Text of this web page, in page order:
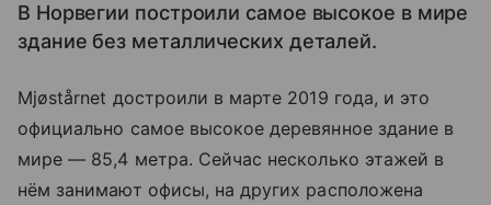
В Норвегии построили самое высокое в мире
здание без металлических деталей.
Mjøstårnet достроили в марте 2019 года, и это
официально самое высокое деревянное здание в
мире — 85,4 метра. Сейчас несколько этажей в
нём занимают офисы, на других расположена